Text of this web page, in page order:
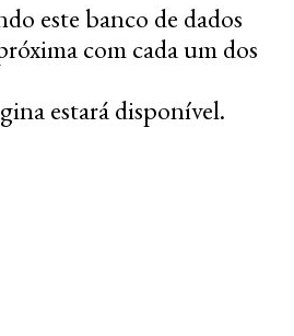
este banco de dados
com cada um dos
estará disponível.